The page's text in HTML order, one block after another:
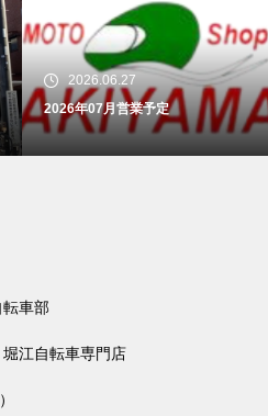
2026.06.27
2026年07月営業予定
車部
江自転車専門店